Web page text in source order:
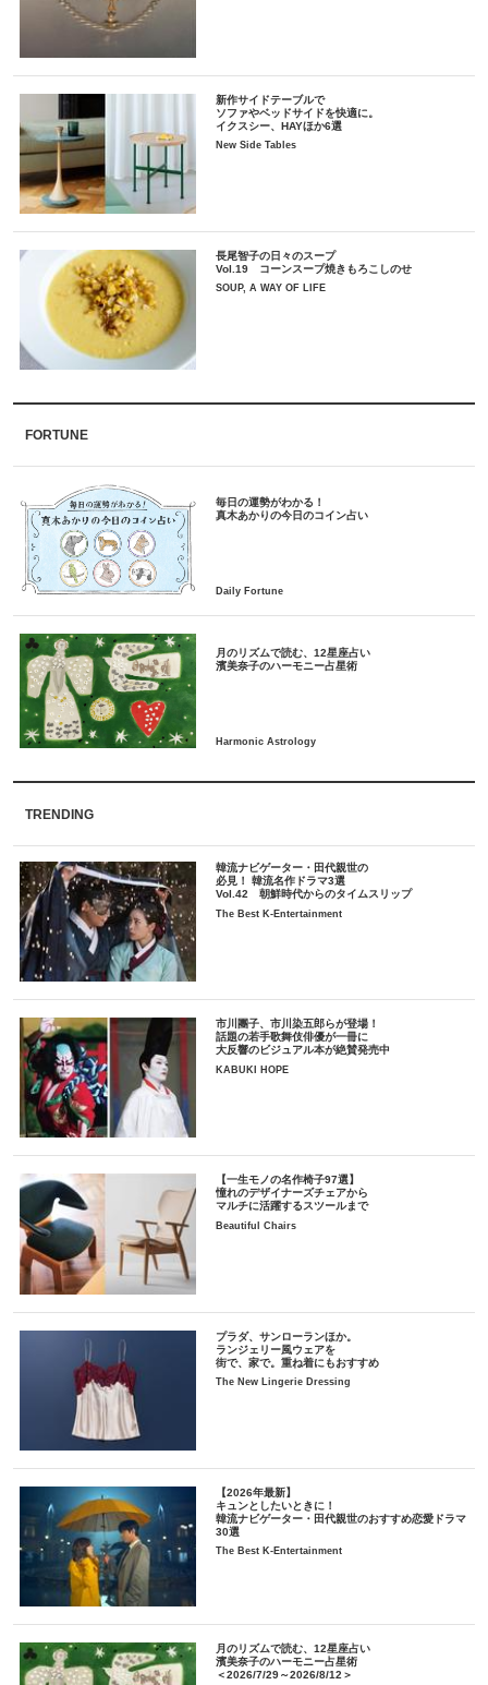
新作サイドテーブルで
ソファやベッドサイドを快適に。
イクスシー、HAYほか6選
New Side Tables
長尾智子の日々のスープ
Vol.19 コーンスープ焼きもろこしのせ
SOUP, A WAY OF LIFE
FORTUNE
毎日の運勢がわかる！
月のリズムで読む、12星座占い
TRENDING
韓流ナビゲーター・田代親世の
必見！ 韓流名作ドラマ3選
Vol.42 朝鮮時代からのタイムスリップ
The Best K-Entertainment
市川團子、市川染五郎らが登場！
話題の若手歌舞伎俳優が一冊に
大反響のビジュアル本が絶賛発売中
KABUKI HOPE
【一生モノの名作椅子97選】
憧れのデザイナーズチェアから
マルチに活躍するスツールまで
Beautiful Chairs
プラダ、サンローランほか。
ランジェリー風ウェアを
街で、家で。重ね着にもおすすめ
The New Lingerie Dressing
【2026年最新】
キュンとしたいときに！
韓流ナビゲーター・田代親世のおすすめ恋愛ドラマ
30選
The Best K-Entertainment
月のリズムで読む、12星座占い
濱美奈子のハーモニー占星術
＜2026/7/29～2026/8/12＞